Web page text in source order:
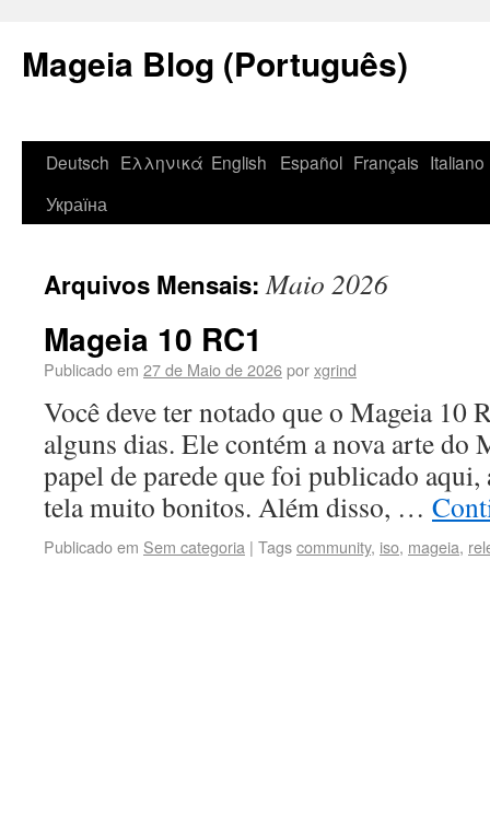
Mageia Blog (Português)
Deutsch Ελληνικά English Español Français Italiano
Україна
Arquivos Mensais:Maio 2026
Mageia 10 RC1
Publicado em 27 de Maio de 2026porxgrind
Você deve ter notado que o Mageia 10
alguns dias. Ele contém a nova arte do
papel de parede que foi publicado aqui,
tela muito bonitos. Além disso, …
Publicado em Sem categoria | Tagscommunity, iso, mageia,